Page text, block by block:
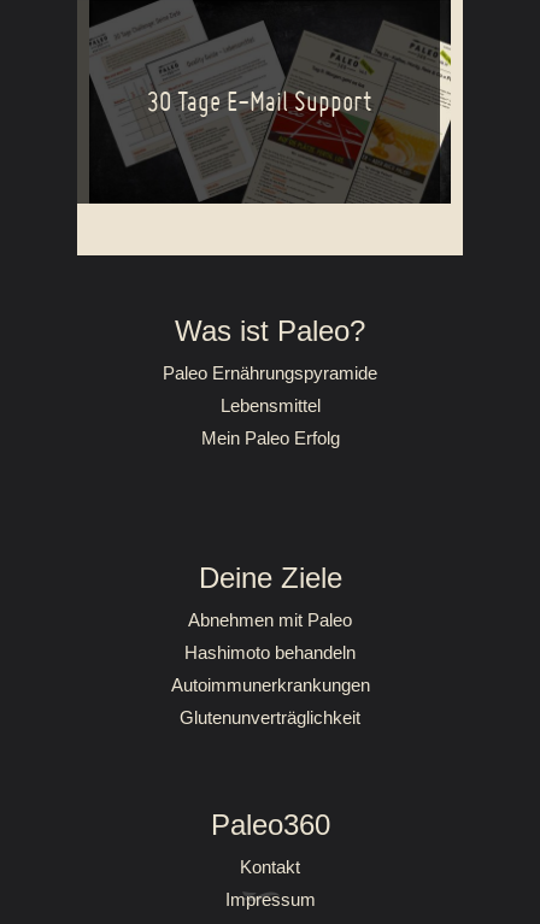
30 Tage E-Mail Support
Was ist Paleo?
Paleo Ernährungspyramide
Lebensmittel
Mein Paleo Erfolg
Deine Ziele
Abnehmen mit Paleo
Hashimoto behandeln
Autoimmunerkrankungen
Glutenunverträglichkeit
Paleo360
Kontakt
Impressum